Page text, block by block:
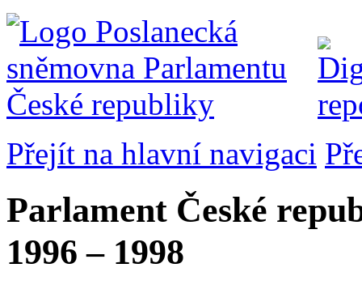
Přejít na hlavní navigaci
Parlament České
1996 – 1998